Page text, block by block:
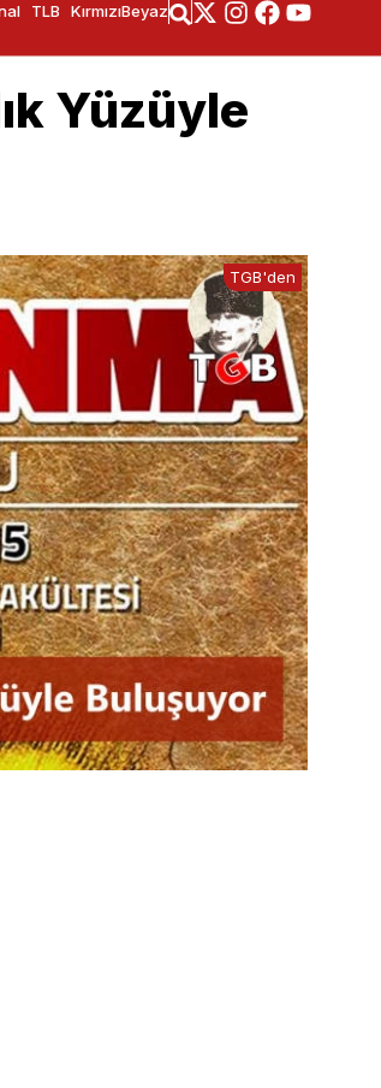
TLB KırmızıBeyaz
Yüzüyle
TGB'den